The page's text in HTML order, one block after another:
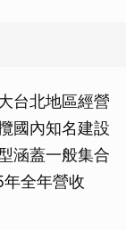
台北地區經營
國內知名建設
涵蓋一般集合
全年營收